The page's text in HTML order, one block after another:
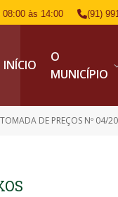
às 14:00 (91)
INÍCIO
O
MUNICÍPIO
TOMADA DE PREÇOS Nº 04/2022 (Execução do